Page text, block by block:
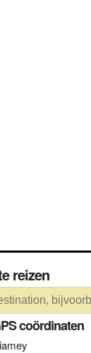
te reizen
coördinaten